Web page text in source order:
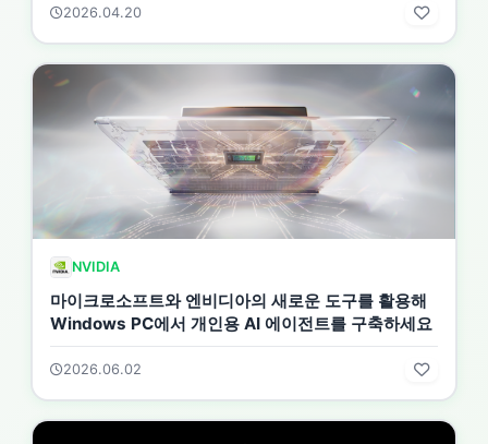
2026.04.20
NVIDIA
마이크로소프트와 엔비디아의 새로운 도구를 활용해
Windows PC에서 개인용 AI 에이전트를 구축하세요
2026.06.02